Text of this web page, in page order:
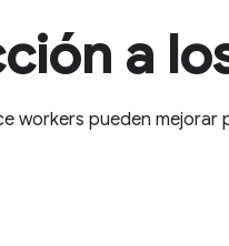
a
workers pueden